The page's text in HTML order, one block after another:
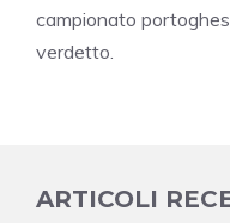
campionato
verdetto.
ARTICOLI